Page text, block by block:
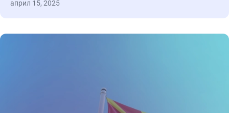
април 15, 2025